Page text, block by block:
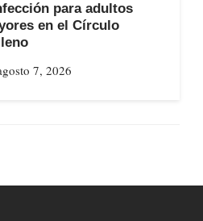
para adultos
en el Círculo
7, 2026